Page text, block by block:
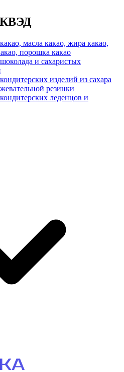
масла какао, жира какао,
порошка какао
и сахаристых
изделий из сахара
резинки
леденцов и